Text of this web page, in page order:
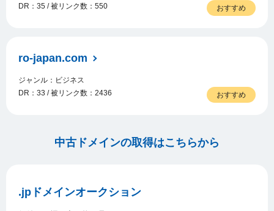
DR：35 / 被リンク数：550
おすすめ
ro-japan.com
ジャンル：ビジネス
DR：33 / 被リンク数：2436
おすすめ
中古ドメインの取得はこちらから
.jpドメインオークション